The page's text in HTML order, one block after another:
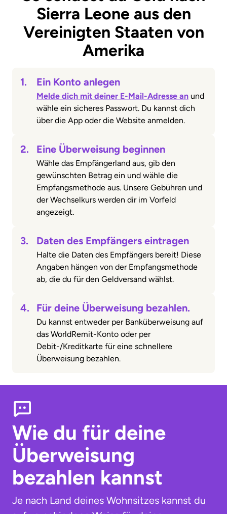
Sierra Leone aus den
Vereinigten Staaten von
Amerika
1. Ein Konto anlegen
Melde dich mit deiner E-Mail-Adresse an und
wähle ein sicheres Passwort. Du kannst dich
über die App oder die Website anmelden.
2. Eine Überweisung beginnen
Wähle das Empfängerland aus, gib den
gewünschten Betrag ein und wähle die
Empfangsmethode aus. Unsere Gebühren und
der Wechselkurs werden dir im Vorfeld
angezeigt.
3. Daten des Empfängers eintragen
Halte die Daten des Empfängers bereit! Diese
Angaben hängen von der Empfangsmethode
ab, die du für den Geldversand wählst.
4. Für deine Überweisung bezahlen.
Du kannst entweder per Banküberweisung auf
das WorldRemit-Konto oder per
Debit-/Kreditkarte für eine schnellere
Überweisung bezahlen.
Wie du für deine
Überweisung
bezahlen kannst
Je nach Land deines Wohnsitzes kannst du